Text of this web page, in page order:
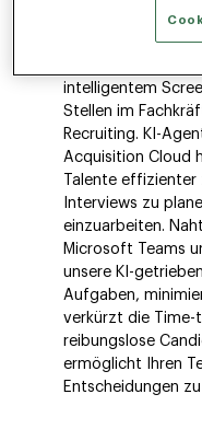
intelligentem
Stellen im
Recruiting. KI-
Acquisition Cloud
Talente
Interviews zu
einzuarbeiten.
Microsoft Teams
unsere KI-
Aufgaben,
verkürzt die Time-
reibungslose
ermöglicht Ihren
Entscheidungen